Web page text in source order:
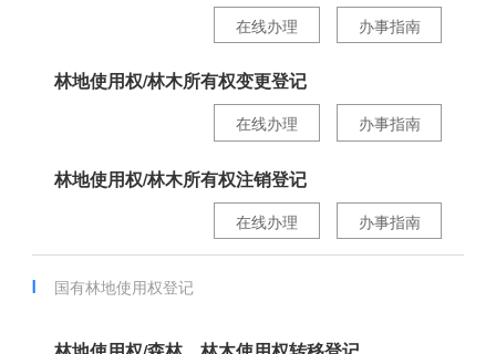
办事指南
在线办理
林地使用权/林木所有权变更登记
办事指南
在线办理
林地使用权/林木所有权注销登记
办事指南
在线办理
国有林地使用权登记